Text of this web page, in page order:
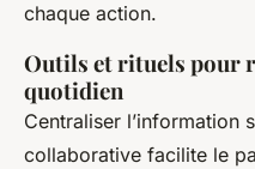
chaque action.
Outils et rituels pour
quotidien
Centraliser l’information
collaborative facilite le